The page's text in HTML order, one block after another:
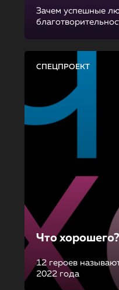
Зачем успешные
СПЕЦПРОЕКТ
Что хорошего?
12 героев
2022 года